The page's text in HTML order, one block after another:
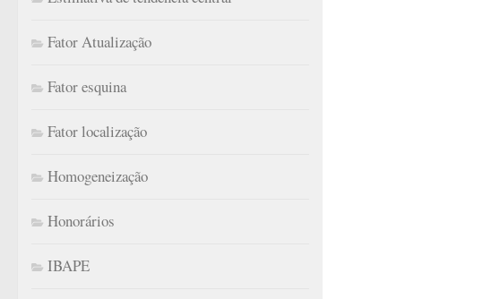
Fator Atualização
Fator esquina
Fator localização
Homogeneização
Honorários
IBAPE